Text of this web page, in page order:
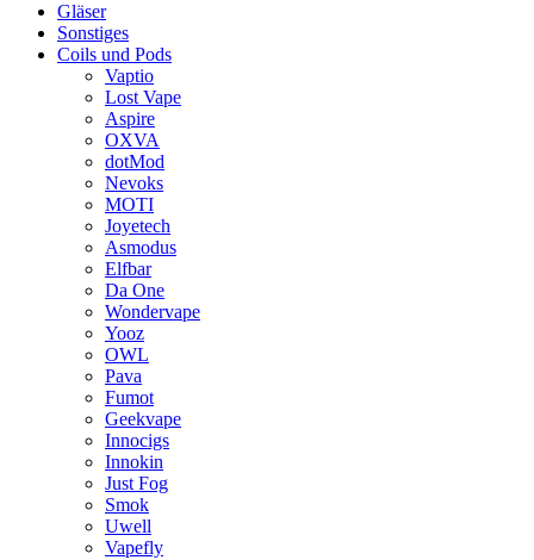
Gläser
Sonstiges
Coils und Pods
Vaptio
Lost Vape
Aspire
OXVA
dotMod
Nevoks
MOTI
Joyetech
Asmodus
Elfbar
Da One
Wondervape
Yooz
OWL
Pava
Fumot
Geekvape
Innocigs
Innokin
Just Fog
Smok
Uwell
Vapefly